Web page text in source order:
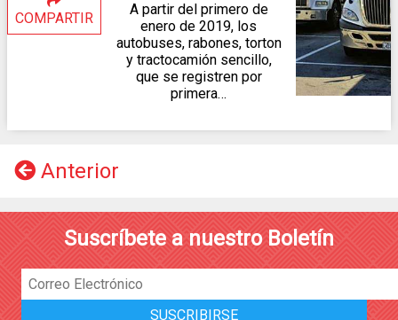
COMPARTIR
A partir del primero de
enero de 2019, los
autobuses, rabones, torton
y tractocamión sencillo,
que se registren por
primera…
Anterior
Suscríbete a nuestro Boletín